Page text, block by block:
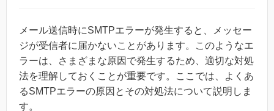
メール送信時にSMTPエラーが発生すると、メッセー
ジが受信者に届かないことがあります。このようなエ
ラーは、さまざまな原因で発生するため、適切な対処
法を理解しておくことが重要です。ここでは、よくあ
るSMTPエラーの原因とその対処法について説明しま
す。